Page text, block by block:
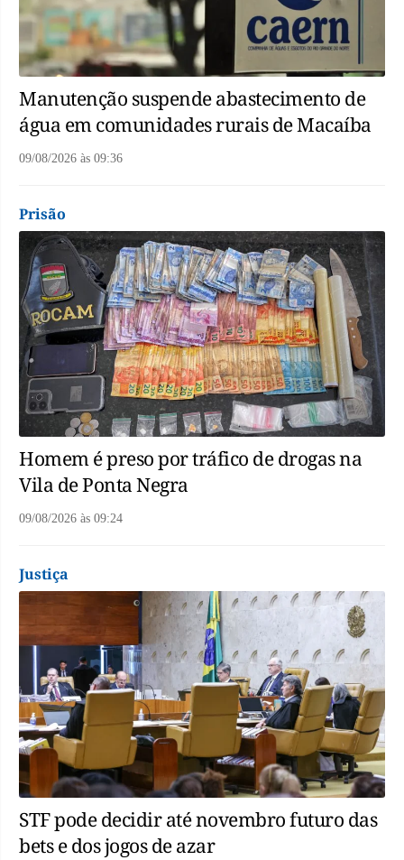
Manutenção suspende abastecimento de
água em comunidades rurais de Macaíba
09/08/2026 às 09:36
Prisão
Homem é preso por tráfico de drogas na
Vila de Ponta Negra
09/08/2026 às 09:24
Justiça
STF pode decidir até novembro futuro das
bets e dos jogos de azar